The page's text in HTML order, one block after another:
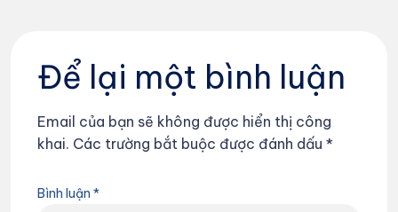
Để lại một bình luận
Email của bạn sẽ không được hiển thị công
khai. Các trường bắt buộc được đánh dấu *
Bình luận *